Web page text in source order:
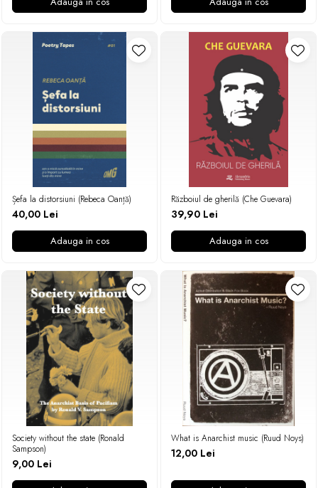
Șefa la distorsiuni (Rebeca Oanță)
40,00 Lei
Adauga in cos
Războiul de gherilă (Che Guevara)
39,90 Lei
Adauga in cos
Society without the state (Ronald
Sampson)
9,00 Lei
What is Anarchist music (Ruud Noys)
12,00 Lei